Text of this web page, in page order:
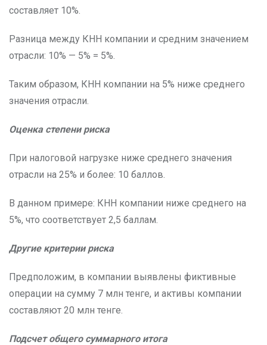
составляет 10%.
Разница между КНН компании и средним значением
отрасли: 10% — 5% = 5%.
Таким образом, КНН компании на 5% ниже среднего
значения отрасли.
Оценка степени риска
При налоговой нагрузке ниже среднего значения
отрасли на 25% и более: 10 баллов.
В данном примере: КНН компании ниже среднего на
5%, что соответствует 2,5 баллам.
Другие критерии риска
Предположим, в компании выявлены фиктивные
операции на сумму 7 млн тенге, и активы компании
составляют 20 млн тенге.
Подсчет общего суммарного итога